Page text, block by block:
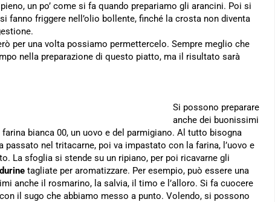
un po’ come si fa quando prepariamo gli arancini. Poi si
fanno friggere nell’olio bollente, finché la crosta non diventa
per una volta possiamo permettercelo. Sempre meglio che
nella preparazione di questo piatto, ma il risultato sarà
Si possono preparare
anche dei buonissimi
bianca 00, un uovo e del parmigiano. Al tutto bisogna
passato nel tritacarne, poi va impastato con la farina, l’uovo e
La sfoglia si stende su un ripiano, per poi ricavarne gli
tagliate per aromatizzare. Per esempio, può essere una
anche il rosmarino, la salvia, il timo e l’alloro. Si fa cuocere
il sugo che abbiamo messo a punto. Volendo, si possono